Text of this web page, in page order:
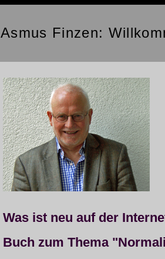
Asmus Finzen:
Was ist neu auf der
Buch zum Thema